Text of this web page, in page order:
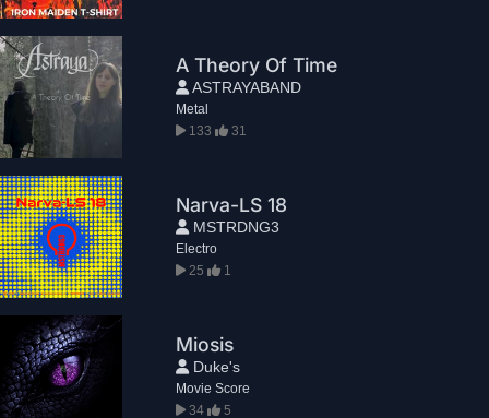
A Theory Of Time
ASTRAYABAND
Metal
133
31
Narva-LS 18
MSTRDNG3
Electro
25
1
Miosis
Duke's
Movie Score
34
5